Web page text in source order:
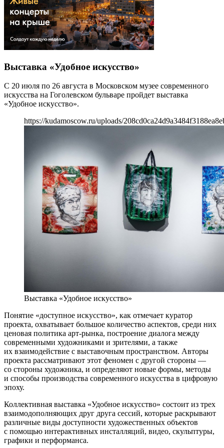
Выставка «Удобное искусство»
С 20 июля по 26 августа в Московском музее современного
искусства на Гоголевском бульваре пройдет выставка
«Удобное искусство».
https://kudamoscow.ru/uploads/
Выставка «Удобное искусство»
Понятие «доступное искусство», как отмечает куратор
проекта, охватывает большое количество аспектов, среди них
ценовая политика арт-рынка, построение диалога между
современными художниками и зрителями, а также
их взаимодействие с выставочным пространством. Авторы
проекта рассматривают этот феномен с другой стороны —
со стороны художника, и определяют новые формы, методы
и способы производства современного искусства в цифровую
эпоху.
Коллективная выставка «Удобное искусство» состоит из трех
взаимодополняющих друг друга сессий, которые раскрывают
различные виды доступности художественных объектов
с помощью интерактивных инсталляций, видео, скульптуры,
графики и перформанса.